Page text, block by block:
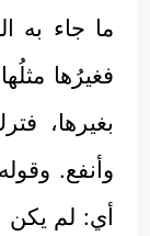
ما جاء به
فغيرُها
بغيرها،
وأنفع.
أي: لم يكن